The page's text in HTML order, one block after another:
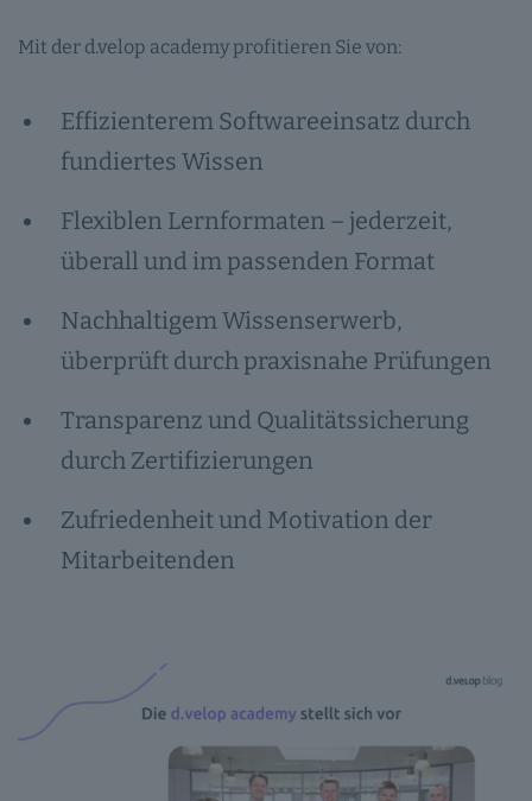
Mit der d.velop academy profitieren Sie von:
Effizienterem Softwareeinsatz durch
fundiertes Wissen
Flexiblen Lernformaten – jederzeit,
überall und im passenden Format
Nachhaltigem Wissenserwerb,
überprüft durch praxisnahe Prüfungen
Transparenz und Qualitätssicherung
durch Zertifizierungen
Zufriedenheit und Motivation der
Mitarbeitenden